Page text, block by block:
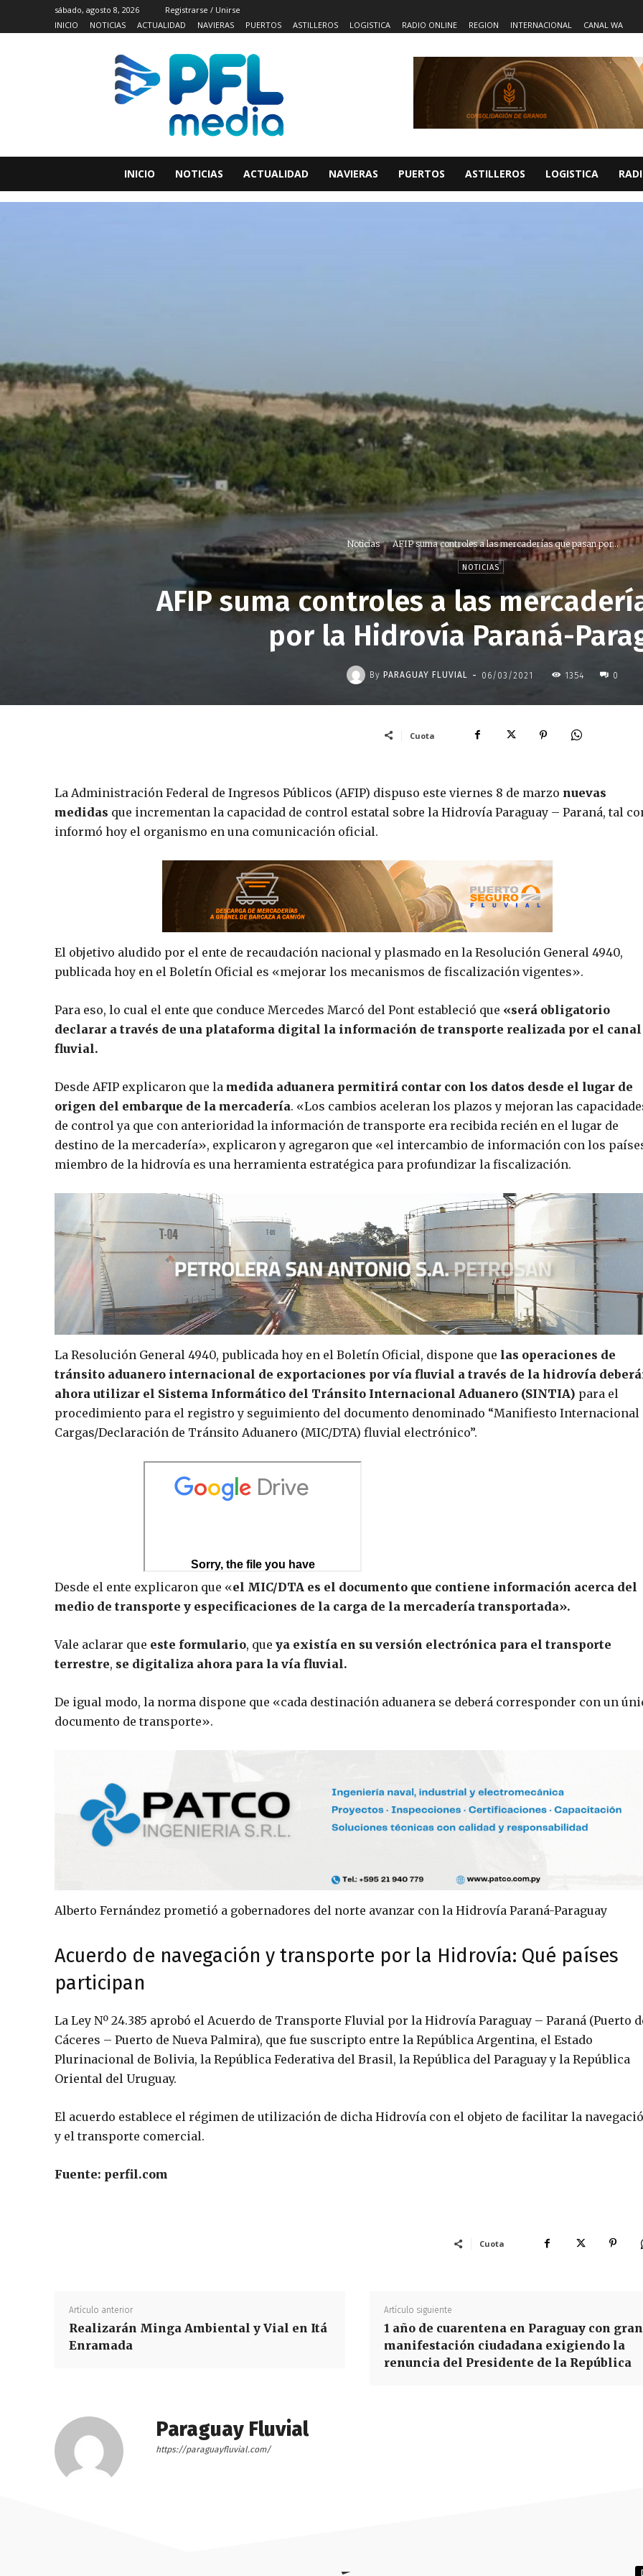
sábado, agosto 8, 2026
Registrarse / Unirse
INICIO
NOTICIAS ACTUALIDAD NAVIERAS PUERTOS ASTILLEROS LOGISTICA RADIO ONLINE REGION INTERNACIONAL CANAL WA
INICIO NOTICIAS ACTUALIDAD NAVIERAS PUERTOS ASTILLEROS LOGISTICA
Noticias AFIP suma controles a las mercaderías que pasan por...
NOTICIAS
AFIP suma controles a las
por la Hidrovía Paraná-
By PARAGUAY FLUVIAL - 06/03/2021 1354 0
Cuota
La Administración Federal de Ingresos Públicos (AFIP) dispuso este viernes 8 de marzo nuevas
medidas que incrementan la capacidad de control estatal sobre la Hidrovía Paraguay – Paraná, tal
informó hoy el organismo en una comunicación oficial.
El objetivo aludido por el ente de recaudación nacional y plasmado en la Resolución General 4940,
publicada hoy en el Boletín Oficial es «mejorar los mecanismos de fiscalización vigentes».
Para eso, lo cual el ente que conduce Mercedes Marcó del Pont estableció que «será obligatorio
declarar a través de una plataforma digital la información de transporte realizada por el canal
fluvial.
Desde AFIP explicaron que la medida aduanera permitirá contar con los datos desde el lugar de
origen del embarque de la mercadería. «Los cambios aceleran los plazos y mejoran las
de control ya que con anterioridad la información de transporte era recibida recién en el lugar de
destino de la mercadería», explicaron y agregaron que «el intercambio de información con los
miembro de la hidrovía es una herramienta estratégica para profundizar la fiscalización.
La Resolución General 4940, publicada hoy en el Boletín Oficial, dispone que las operaciones de
tránsito aduanero internacional de exportaciones por vía fluvial a través de la hidrovía
ahora utilizar el Sistema Informático del Tránsito Internacional Aduanero (SINTIA) para el
procedimiento para el registro y seguimiento del documento denominado “Manifiesto Internacional
Cargas/Declaración de Tránsito Aduanero (MIC/DTA) fluvial electrónico”.
Desde el ente explicaron que «el MIC/DTA es el documento que contiene información acerca del
medio de transporte y especificaciones de la carga de la mercadería transportada».
Vale aclarar que este formulario, que ya existía en su versión electrónica para el transporte
terrestre, se digitaliza ahora para la vía fluvial.
De igual modo, la norma dispone que «cada destinación aduanera se deberá corresponder con un
documento de transporte».
Alberto Fernández prometió a gobernadores del norte avanzar con la Hidrovía Paraná-Paraguay
Acuerdo de navegación y transporte por la Hidrovía: Qué países
participan
La Ley Nº 24.385 aprobó el Acuerdo de Transporte Fluvial por la Hidrovía Paraguay – Paraná (Puerto
Cáceres – Puerto de Nueva Palmira), que fue suscripto entre la República Argentina, el Estado
Plurinacional de Bolivia, la República Federativa del Brasil, la República del Paraguay y la República
Oriental del Uruguay.
El acuerdo establece el régimen de utilización de dicha Hidrovía con el objeto de facilitar la
y el transporte comercial.
Fuente: perfil.com
Cuota
Artículo anterior
Realizarán Minga Ambiental y Vial en Itá
Enramada
Artículo siguiente
1 año de cuarentena en Paraguay con gran
manifestación ciudadana exigiendo la
renuncia del Presidente de la República
Paraguay Fluvial
https://paraguayfluvial.com/